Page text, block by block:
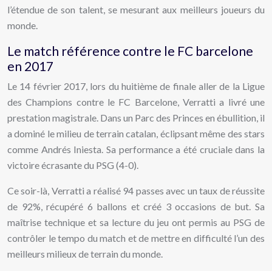
l’étendue de son talent, se mesurant aux meilleurs joueurs du
monde.
Le match référence contre le FC barcelone
en 2017
Le 14 février 2017, lors du huitième de finale aller de la Ligue
des Champions contre le FC Barcelone, Verratti a livré une
prestation magistrale. Dans un Parc des Princes en ébullition, il
a dominé le milieu de terrain catalan, éclipsant même des stars
comme Andrés Iniesta. Sa performance a été cruciale dans la
victoire écrasante du PSG (4-0).
Ce soir-là, Verratti a réalisé 94 passes avec un taux de réussite
de 92%, récupéré 6 ballons et créé 3 occasions de but. Sa
maîtrise technique et sa lecture du jeu ont permis au PSG de
contrôler le tempo du match et de mettre en difficulté l’un des
meilleurs milieux de terrain du monde.